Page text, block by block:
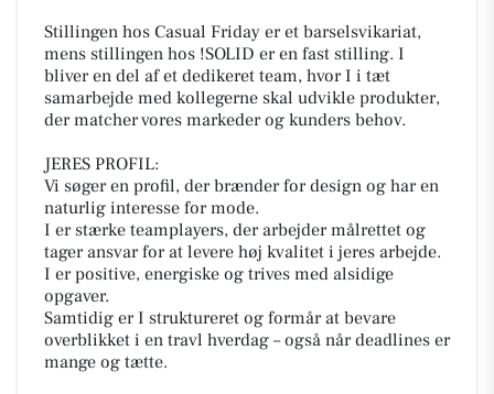
Stillingen hos Casual Friday er et barselsvikariat,
mens stillingen hos !SOLID er en fast stilling. I
bliver en del af et dedikeret team, hvor I i tæt
samarbejde med kollegerne skal udvikle produkter,
der matcher vores markeder og kunders behov.
JERES PROFIL:
Vi søger en profil, der brænder for design og har en
naturlig interesse for mode.
I er stærke teamplayers, der arbejder målrettet og
tager ansvar for at levere høj kvalitet i jeres arbejde.
I er positive, energiske og trives med alsidige
opgaver.
Samtidig er I struktureret og formår at bevare
overblikket i en travl hverdag – også når deadlines er
mange og tætte.